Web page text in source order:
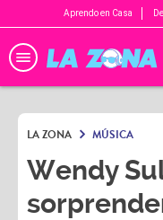
Aprendo en Casa
LA ZONA MÚSICA
Wendy